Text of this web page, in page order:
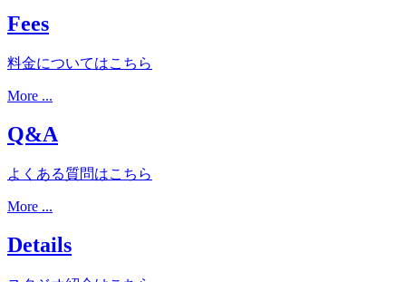
Fees
料金についてはこちら
More ...
Q&A
よくある質問はこちら
More ...
Details